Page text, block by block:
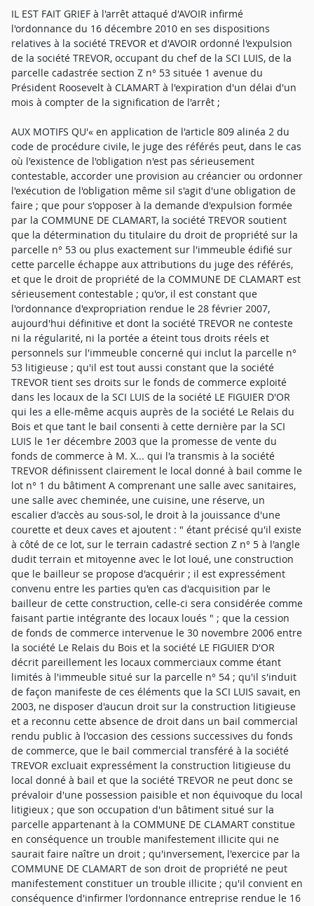
IL EST FAIT GRIEF à l'arrêt attaqué d'AVOIR infirmé
l'ordonnance du 16 décembre 2010 en ses dispositions
relatives à la société TREVOR et d'AVOIR ordonné l'expulsion
de la société TREVOR, occupant du chef de la SCI LUIS, de la
parcelle cadastrée section Z n° 53 située 1 avenue du
Président Roosevelt à CLAMART à l'expiration d'un délai d'un
mois à compter de la signification de l'arrêt ;
AUX MOTIFS QU'« en application de l'article 809 alinéa 2 du
code de procédure civile, le juge des référés peut, dans le cas
où l'existence de l'obligation n'est pas sérieusement
contestable, accorder une provision au créancier ou ordonner
l'exécution de l'obligation même sil s'agit d'une obligation de
faire ; que pour s'opposer à la demande d'expulsion formée
par la COMMUNE DE CLAMART, la société TREVOR soutient
que la détermination du titulaire du droit de propriété sur la
parcelle n° 53 ou plus exactement sur l'immeuble édifié sur
cette parcelle échappe aux attributions du juge des référés,
et que le droit de propriété de la COMMUNE DE CLAMART est
sérieusement contestable ; qu'or, il est constant que
l'ordonnance d'expropriation rendue le 28 février 2007,
aujourd'hui définitive et dont la société TREVOR ne conteste
ni la régularité, ni la portée a éteint tous droits réels et
personnels sur l'immeuble concerné qui inclut la parcelle n°
53 litigieuse ; qu'il est tout aussi constant que la société
TREVOR tient ses droits sur le fonds de commerce exploité
dans les locaux de la SCI LUIS de la société LE FIGUIER D'OR
qui les a elle-même acquis auprès de la société Le Relais du
Bois et que tant le bail consenti à cette dernière par la SCI
LUIS le 1er décembre 2003 que la promesse de vente du
fonds de commerce à M. X... qui l'a transmis à la société
TREVOR définissent clairement le local donné à bail comme le
lot n° 1 du bâtiment A comprenant une salle avec sanitaires,
une salle avec cheminée, une cuisine, une réserve, un
escalier d'accès au sous-sol, le droit à la jouissance d'une
courette et deux caves et ajoutent : " étant précisé qu'il existe
à côté de ce lot, sur le terrain cadastré section Z n° 5 à l'angle
dudit terrain et mitoyenne avec le lot loué, une construction
que le bailleur se propose d'acquérir ; il est expressément
convenu entre les parties qu'en cas d'acquisition par le
bailleur de cette construction, celle-ci sera considérée comme
faisant partie intégrante des locaux loués " ; que la cession
de fonds de commerce intervenue le 30 novembre 2006 entre
la société Le Relais du Bois et la société LE FIGUIER D'OR
décrit pareillement les locaux commerciaux comme étant
limités à l'immeuble situé sur la parcelle n° 54 ; qu'il s'induit
de façon manifeste de ces éléments que la SCI LUIS savait, en
2003, ne disposer d'aucun droit sur la construction litigieuse
et a reconnu cette absence de droit dans un bail commercial
rendu public à l'occasion des cessions successives du fonds
de commerce, que le bail commercial transféré à la société
TREVOR excluait expressément la construction litigieuse du
local donné à bail et que la société TREVOR ne peut donc se
prévaloir d'une possession paisible et non équivoque du local
litigieux ; que son occupation d'un bâtiment situé sur la
parcelle appartenant à la COMMUNE DE CLAMART constitue
en conséquence un trouble manifestement illicite qui ne
saurait faire naître un droit ; qu'inversement, l'exercice par la
COMMUNE DE CLAMART de son droit de propriété ne peut
manifestement constituer un trouble illicite ; qu'il convient en
conséquence d'infirmer l'ordonnance entreprise rendue le 16